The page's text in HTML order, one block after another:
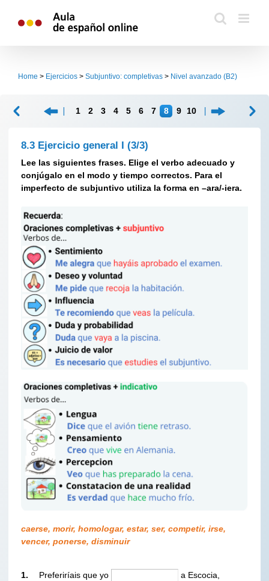
Home > Ejercicios > Subjuntivo: completivas > Nivel avanzado (B2)
1 2 3 4 5 6 7 8 9 10
8.3 Ejercicio general I (3/3)
Lee las siguientes frases. Elige el verbo adecuado y
conjúgalo en el modo y tiempo correctos. Para el
imperfecto de subjuntivo utiliza la forma en –ara/-iera.
caerse, morir, homologar, estar, ser, competir, irse,
vencer, ponerse, disminuir
1. Preferiríais que yo
a Escocia,